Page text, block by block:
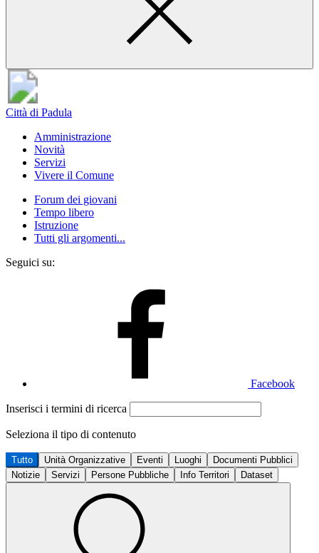
Città di Padula
Amministrazione
Novità
Servizi
Vivere il Comune
Forum dei giovani
Tempo libero
Istruzione
Tutti gli argomenti...
Seguici su:
Facebook
Inserisci i termini di ricerca
Seleziona il tipo di contenuto
Tutto Unità Organizzative Eventi Luoghi
Documenti Pubblici
Notizie
Servizi Persone Pubbliche Info Territori Dataset